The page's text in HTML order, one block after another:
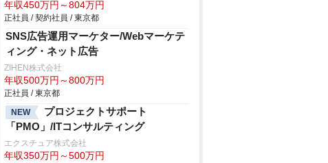
年収450万円～804万円
正社員 / 契約社員 / 東京都
SNS広告運用マーケター/Webマーケテ
ィング・ネット広告
ZIHEN株式会社
年収500万円～800万円
正社員 / 東京都
NEW
プロジェクトサポート
「PMO」/ITコンサルティング
エクスチュア株式会社
年収350万円～500万円